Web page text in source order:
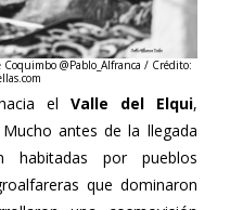
@Pablo_Alfranca / Crédito:
hacia elValle del Elqui,
habitadas por pueblos
que dominaron
una cosmovisión